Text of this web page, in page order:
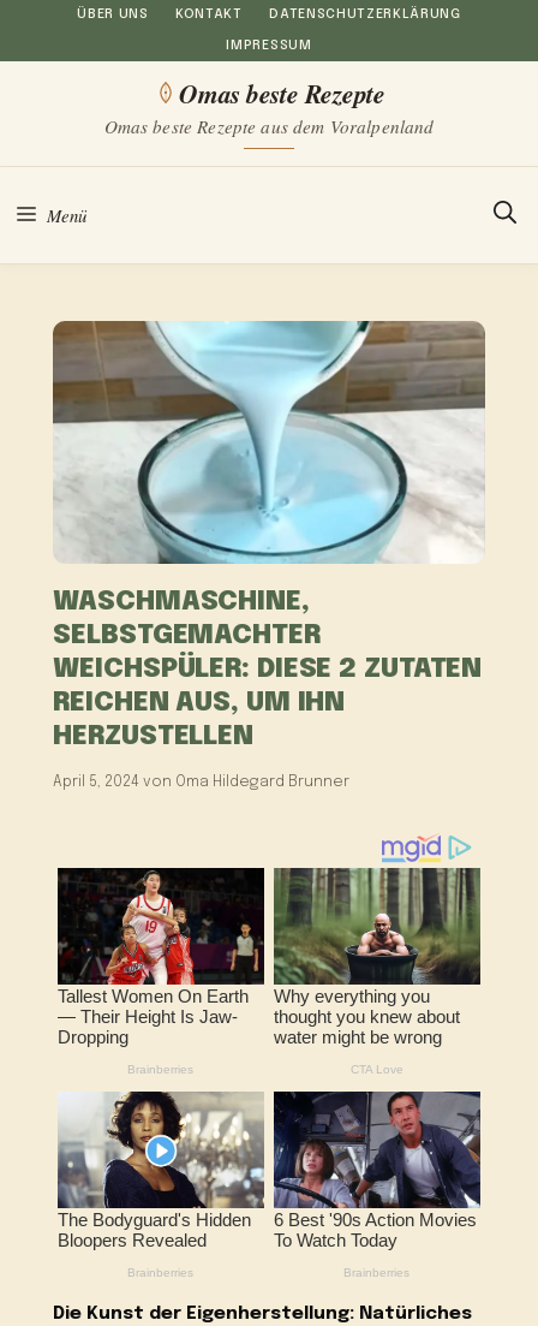
Inhalt
ÜBER UNS KONTAKT DATENSCHUTZERKLÄRUNG
IMPRESSUM
Omas beste Rezepte
Omas beste Rezepte aus dem Voralpenland
Menü
WASCHMASCHINE,
SELBSTGEMACHTER
WEICHSPÜLER: DIESE 2 ZUTATEN
REICHEN AUS, UM IHN
HERZUSTELLEN
April 5, 2024 von Oma Hildegard Brunner
Die Kunst der Eigenherstellung: Natürliches